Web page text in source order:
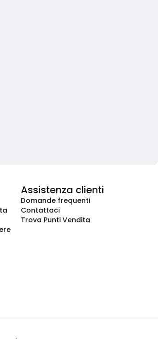
Assistenza clienti
Domande frequenti
Contattaci
Trova Punti Vendita